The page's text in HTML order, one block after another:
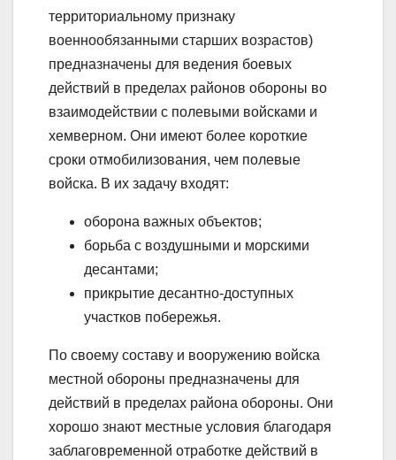
территориальному признаку
военнообязанными старших возрастов)
предназначены для ведения боевых
действий в пределах районов обороны во
взаимодействии с полевыми войсками и
хемверном. Они имеют более короткие
сроки отмобилизования, чем полевые
войска. В их задачу входят:
оборона важных объектов;
борьба с воздушными и морскими
десантами;
прикрытие десантно-доступных
участков побережья.
По своему составу и вооружению войска
местной обороны предназначены для
действий в пределах района обороны. Они
хорошо знают местные условия благодаря
заблаговременной отработке действий в